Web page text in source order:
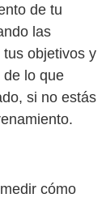
de tu
las
objetivos y
de lo que
si no estás
cómo